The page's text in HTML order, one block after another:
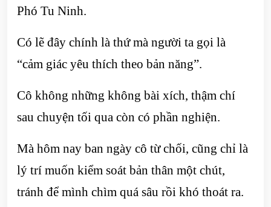
Phó Tu Ninh.
Có lẽ đây chính là thứ mà người ta gọi là
“cảm giác yêu thích theo bản năng”.
Cô không những không bài xích, thậm chí
sau chuyện tối qua còn có phần nghiện.
Mà hôm nay ban ngày cô từ chối, cũng chỉ là
lý trí muốn kiểm soát bản thân một chút,
tránh để mình chìm quá sâu rồi khó thoát ra.